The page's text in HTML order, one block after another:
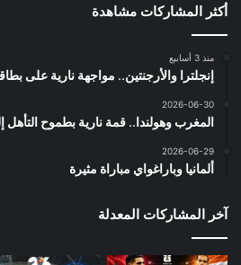
أكثر المشاركات مشاهدة
منذ 3 أسابيع
إنجلترا والأرجنتين.. مواجهة نارية على بطاقة
2026-06-30
المغرب وهولندا.. قمة نارية بطموح التأهل
2026-06-29
ألمانيا وباراغواي مباراة مثيرة
آخر المشاركات المعدلة